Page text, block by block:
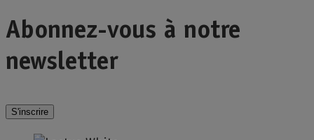
Abonnez-vous à notre
newsletter
S'inscrire